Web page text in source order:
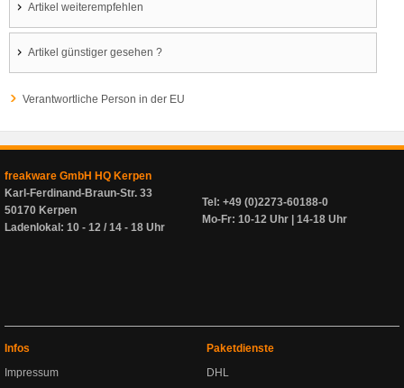
Artikel weiterempfehlen
Artikel günstiger gesehen ?
Verantwortliche Person in der EU
freakware GmbH HQ Kerpen
Karl-Ferdinand-Braun-Str. 33
50170 Kerpen
Ladenlokal: 10 - 12 / 14 - 18 Uhr
Tel: +49 (0)2273-60188-0
Mo-Fr: 10-12 Uhr | 14-18 Uhr
Infos
Impressum
Paketdienste
DHL